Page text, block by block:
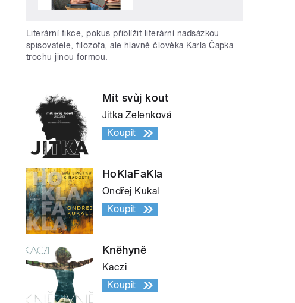
Literární fikce, pokus přiblížit literární nadsázkou
spisovatele, filozofa, ale hlavně člověka Karla Čapka
trochu jinou formou.
Mít svůj kout
Jitka Zelenková
Koupit
HoKlaFaKla
Ondřej Kukal
Koupit
Kněhyně
Kaczi
Koupit